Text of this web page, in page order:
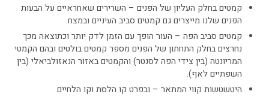
קמטים בחלק העליון של הפנים – השרירים שאחראיים על הבעות
הפנים שלנו מייצרים גם קמטים סביב העיניים ובמצח.
קמטים סביב הפה – העור הופך עם הזמן לדק יותר וכתוצאה מכך
נחרצים בחלק התחתון של הפנים מספר קמטים בולטים ובהם הקמטי
המריונטה (בין צידי הפה לסנטר) והקמטים באזור הנאזולביאלי (בין
השפתיים לאף).
היטשטשות קווי המתאר – ובפרט קו הלסת וקו הלחיים.